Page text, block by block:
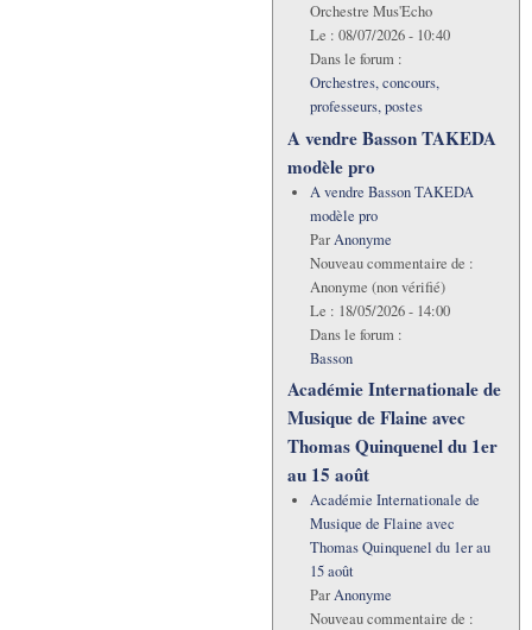
Orchestre Mus'Echo
Le : 08/07/2026 - 10:40
Dans le forum :
Orchestres, concours,
professeurs, postes
A vendre Basson TAKEDA
modèle pro
A vendre Basson TAKEDA
modèle pro
ParAnonyme
Nouveau commentaire de :
Anonyme (non vérifié)
Le : 18/05/2026 - 14:00
Dans le forum :
Basson
Académie Internationale de
Musique de Flaine avec
Thomas Quinquenel du 1er
au 15 août
Académie Internationale de
Musique de Flaine avec
Thomas Quinquenel du 1er au
15 août
ParAnonyme
Nouveau commentaire de :